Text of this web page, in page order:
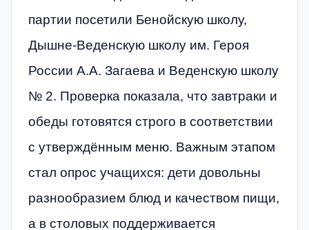
партии посетили Бенойскую школу,
Дышне-Веденскую школу им. Героя
России А.А. Загаева и Веденскую школу
№ 2. Проверка показала, что завтраки и
обеды готовятся строго в соответствии
с утверждённым меню. Важным этапом
стал опрос учащихся: дети довольны
разнообразием блюд и качеством пищи,
а в столовых поддерживается